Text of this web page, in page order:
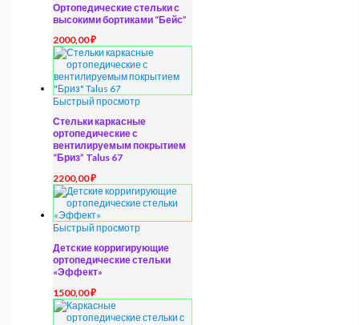
Ортопедические стельки с
высокими бортиками “Бейс”
2000,00₽
Быстрый просмотр
Стельки каркасные
ортопедические с
вентилируемым покрытием
“Бриз” Talus 67
2200,00₽
Быстрый просмотр
Детские корригирующие
ортопедические стельки
«Эффект»
1500,00₽